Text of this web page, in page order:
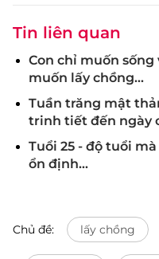
Tin liên quan
Con chỉ muốn
muốn lấy chồng...
Tuần trăng mật
trinh tiết đến ngày
Tuổi 25 - độ tuổi
ổn định...
Chủ đề: lấy chồng